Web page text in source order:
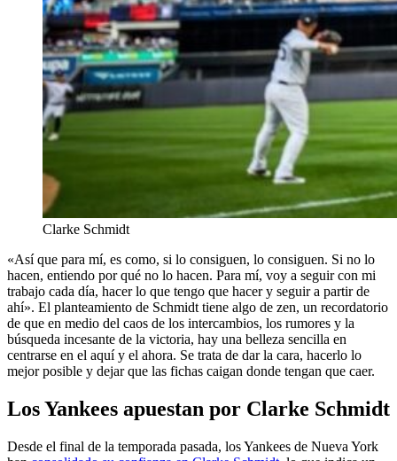
Clarke Schmidt
«Así que para mí, es como, si lo consiguen, lo consiguen. Si no lo
hacen, entiendo por qué no lo hacen. Para mí, voy a seguir con mi
trabajo cada día, hacer lo que tengo que hacer y seguir a partir de
ahí». El planteamiento de Schmidt tiene algo de zen, un recordatorio
de que en medio del caos de los intercambios, los rumores y la
búsqueda incesante de la victoria, hay una belleza sencilla en
centrarse en el aquí y el ahora. Se trata de dar la cara, hacerlo lo
mejor posible y dejar que las fichas caigan donde tengan que caer.
Los Yankees apuestan por Clarke Schmidt
Desde el final de la temporada pasada, los Yankees de Nueva York